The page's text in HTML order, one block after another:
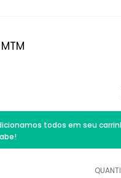
todos em seu